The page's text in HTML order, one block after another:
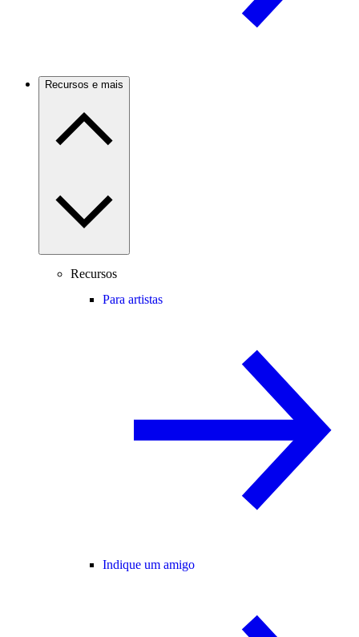
Recursos e mais
Recursos
Para artistas
Indique um amigo